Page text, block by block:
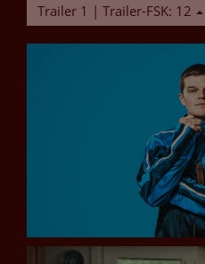
Trailer 1 | Trailer-FSK: 12